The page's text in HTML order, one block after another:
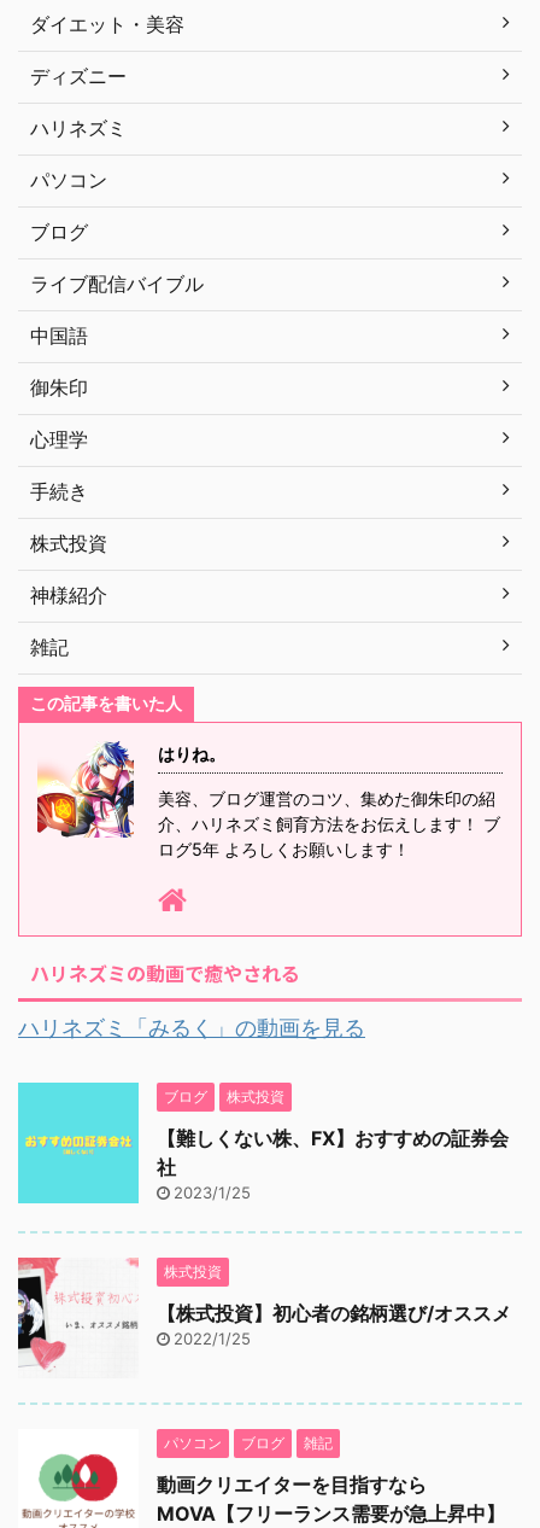
ダイエット・美容
ディズニー
ハリネズミ
パソコン
ブログ
ライブ配信バイブル
中国語
御朱印
心理学
手続き
株式投資
神様紹介
雑記
この記事を書いた人
はりね。
美容、ブログ運営のコツ、集めた御朱印の紹
介、ハリネズミ飼育方法をお伝えします！ ブ
ログ5年 よろしくお願いします！
ハリネズミの動画で癒やされる
ハリネズミ「みるく」の動画を見る
ブログ 株式投資
【難しくない株、FX】おすすめの証券会
社
2023/1/25
株式投資
【株式投資】初心者の銘柄選び/オススメ
2022/1/25
パソコン ブログ 雑記
動画クリエイターを目指すなら
MOVA【フリーランス需要が急上昇中】